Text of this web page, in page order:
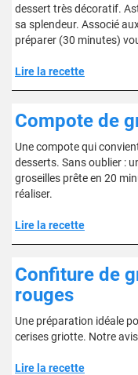
dessert très décoratif.
sa splendeur. Associé
préparer (30 minutes)
Lire la recette
Compote de
Une compote qui
desserts. Sans oublier :
groseilles prête en 20
réaliser.
Lire la recette
Confiture de
rouges
Une préparation idéale
cerises griotte. Notre
Lire la recette